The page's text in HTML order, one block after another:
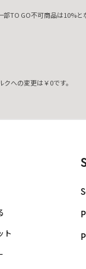
TO GO不可商品は10%と
への変更は￥0です。
ト